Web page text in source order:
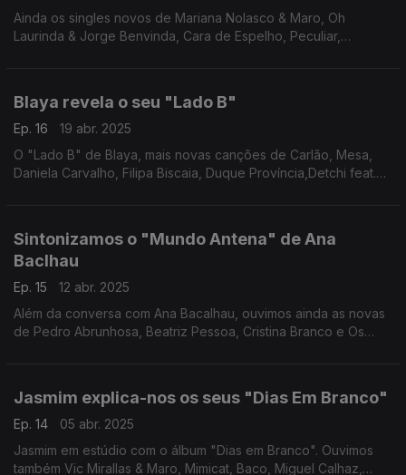
Ainda os singles novos de Mariana Nolasco & Maro, Oh
Laurinda & Jorge Benvinda, Cara de Espelho, Peculiar,
Blaya revela o seu "Lado B"
Ep. 16
19 abr. 2025
O "Lado B" de Blaya, mais novas canções de Carlão, Mesa,
Daniela Carvalho, Filipa Biscaia, Duque Província,Detchi feat.
Sintonizamos o "Mundo Antena" de Ana
Baclhau
Ep. 15
12 abr. 2025
Além da conversa com Ana Bacalhau, ouvimos ainda as novas
de Pedro Abrunhosa, Beatriz Pessoa, Cristina Branco e Os
Jasmim explica-nos os seus "Dias Em Branco"
Ep. 14
05 abr. 2025
Jasmim em estúdio com o álbum "Dias em Branco". Ouvimos
também Vic Mirallas & Maro, Mimicat, Baco, Miguel Calhaz,